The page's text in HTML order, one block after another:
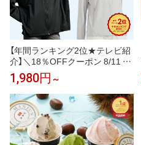
【年間ランキング2位★テレビ紹
介】＼18％OFFクーポン 8/11 2
3:59まで／uvカット パーカー
冷感 UV レディース uvカットパ
ーカー 接触冷感 長袖 ラッシュ
ガード メンズ UVパーカー 遮光
メッシュ 通気口 涼しい トップ
ス 大きいサイズ 日焼け防止服
日よけ サンバイザー 即納
1,980円 ～